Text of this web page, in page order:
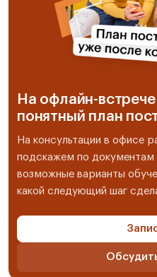
На офлайн-встрече
понятный план
На консультации в офисе
подскажем по
возможные варианты
какой следующий шаг